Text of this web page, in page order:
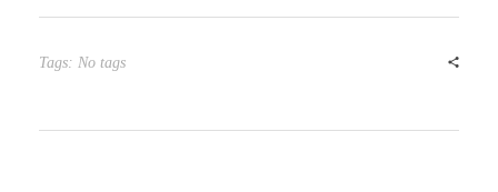
Tags: No tags